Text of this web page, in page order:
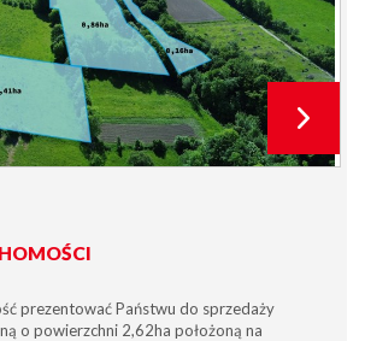
prezentować Państwu do sprzedaży
o powierzchni 2,62ha położoną na